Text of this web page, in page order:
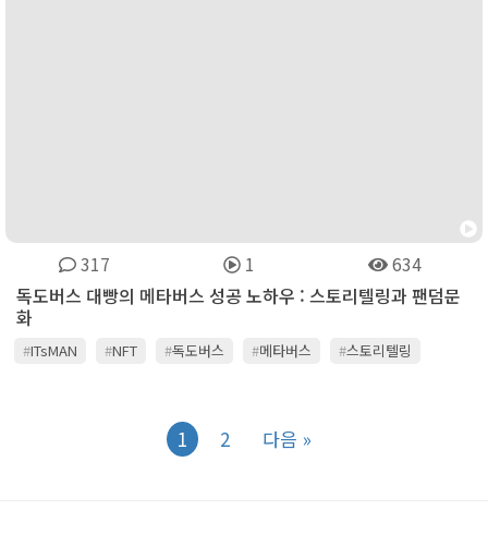
317 1
634
독도버스 대빵의 메타버스 성공 노하우 : 스토리텔링과 팬덤문
화
#ITsMAN #NFT #독도버스 #메타버스 #스토리텔링
1 2 다음 »